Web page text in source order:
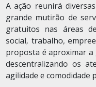
A ação reunirá
grande mutirão de
gratuitos nas áreas
social, trabalho,
proposta é aproximar a
descentralizando os
agilidade e comodidade